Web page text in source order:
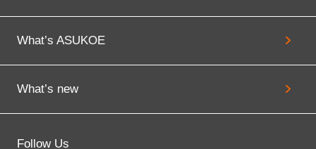
What’s ASUKOE
What’s new
Follow Us